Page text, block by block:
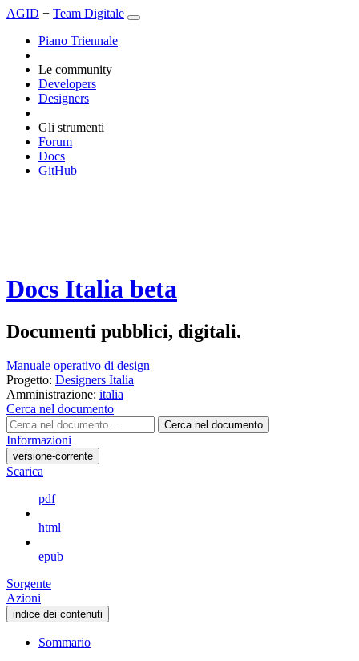
AGID + Team Digitale
Piano Triennale
Le community
Developers
Designers
Gli strumenti
Forum
Docs
GitHub
Docs Italia beta
Documenti pubblici, digitali.
Manuale operativo di design
Progetto: Designers Italia
Amministrazione: italia
Cerca nel documento
Cerca nel documento
Informazioni
versione-corrente
Scarica
pdf
html
epub
Sorgente
Azioni
indice dei contenuti
Sommario